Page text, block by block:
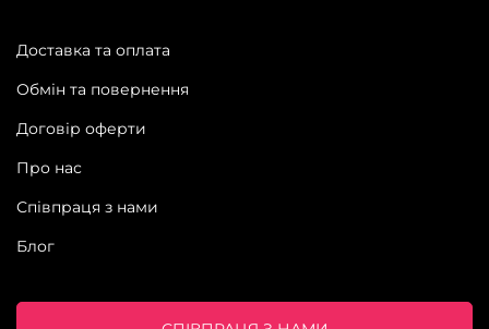
Доставка та оплата
Обмін та повернення
Договір оферти
Про нас
Співпраця з нами
Блог